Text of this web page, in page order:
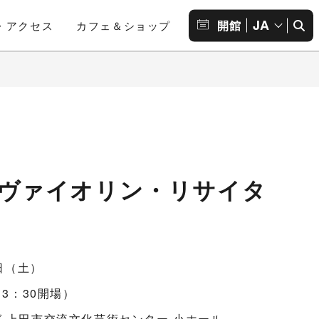
アクセス カフェ＆ショップ 開館 JA
ァイオリン・リサイタ
土）
：30開場）